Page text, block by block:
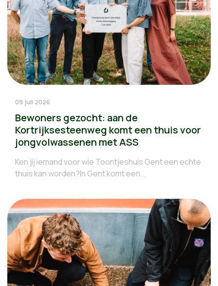
09 juli 2026
Bewoners gezocht: aan de
Kortrijksesteenweg komt een thuis voor
jongvolwassenen met ASS
Ken jij iemand voor wie Toontjeshuis Gent een echte
thuis kan worden?In Gent komt een...